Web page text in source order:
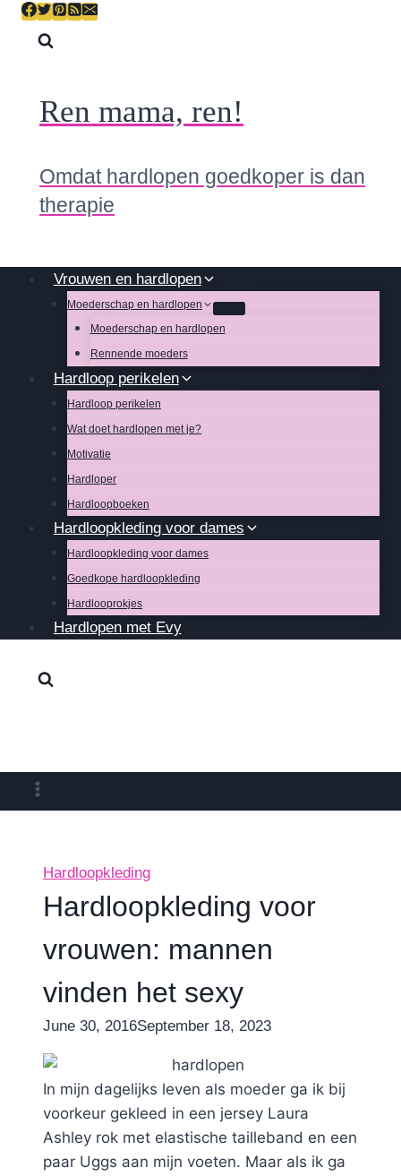
Skip
Ren mama, ren!
Omdat hardlopen goedkoper is dan
therapie
Vrouwen en hardlopen
Moederschap en hardlopen
Moederschap en hardlopen
Rennende moeders
Hardloop perikelen
Hardloop perikelen
Wat doet hardlopen met je?
Motivatie
Hardloper
Hardloopboeken
Hardloopkleding voor dames
Hardloopkleding voor dames
Goedkope hardloopkleding
Hardlooprokjes
Hardlopen met Evy
Hardloopkleding
Hardloopkleding voor
vrouwen: mannen
vinden het sexy
ByNicole
June 30, 2016September 18, 2023
In mijn dagelijks leven als moeder ga ik bij
voorkeur gekleed in een jersey Laura
Ashley rok met elastische tailleband en een
paar Uggs aan mijn voeten. Maar als ik ga